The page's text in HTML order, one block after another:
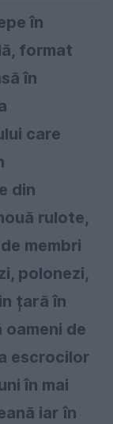
în
format
în
care
din
rulote,
membri
polonezi,
țară în
de
escrocilor
în mai
iar în